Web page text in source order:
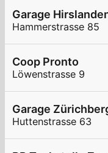
Garage
Hammerstrasse 85
Coop Pronto
Löwenstrasse 9
Garage
Huttenstrasse 63